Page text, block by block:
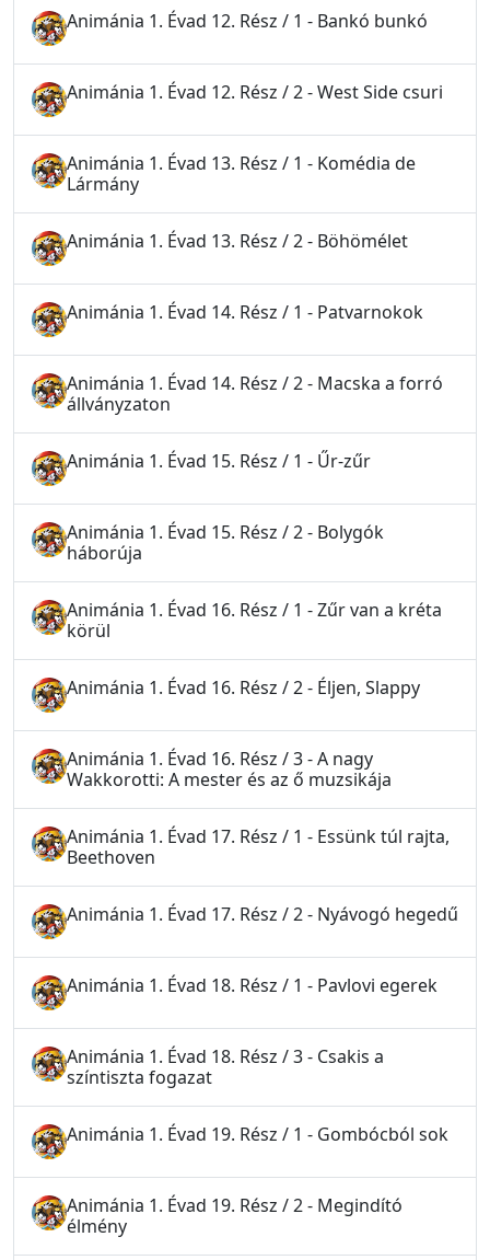
Animánia 1. Évad 12. Rész / 1 - Bankó bunkó
Animánia 1. Évad 12. Rész / 2 - West Side csuri
Animánia 1. Évad 13. Rész / 1 - Komédia de
Lármány
Animánia 1. Évad 13. Rész / 2 - Böhömélet
Animánia 1. Évad 14. Rész / 1 - Patvarnokok
Animánia 1. Évad 14. Rész / 2 - Macska a forró
állványzaton
Animánia 1. Évad 15. Rész / 1 - Űr-zűr
Animánia 1. Évad 15. Rész / 2 - Bolygók
háborúja
Animánia 1. Évad 16. Rész / 1 - Zűr van a kréta
körül
Animánia 1. Évad 16. Rész / 2 - Éljen, Slappy
Animánia 1. Évad 16. Rész / 3 - A nagy
Wakkorotti: A mester és az ő muzsikája
Animánia 1. Évad 17. Rész / 1 - Essünk túl rajta,
Beethoven
Animánia 1. Évad 17. Rész / 2 - Nyávogó hegedű
Animánia 1. Évad 18. Rész / 1 - Pavlovi egerek
Animánia 1. Évad 18. Rész / 3 - Csakis a
színtiszta fogazat
Animánia 1. Évad 19. Rész / 1 - Gombócból sok
Animánia 1. Évad 19. Rész / 2 - Megindító
élmény